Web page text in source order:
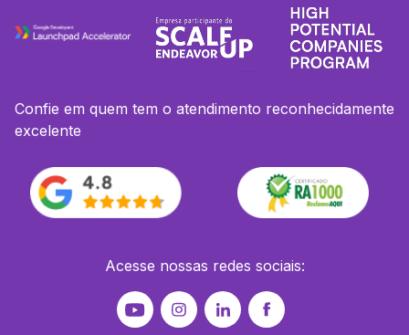
Confie em quem tem o atendimento reconhecidamente
excelente
Acesse nossas redes sociais: